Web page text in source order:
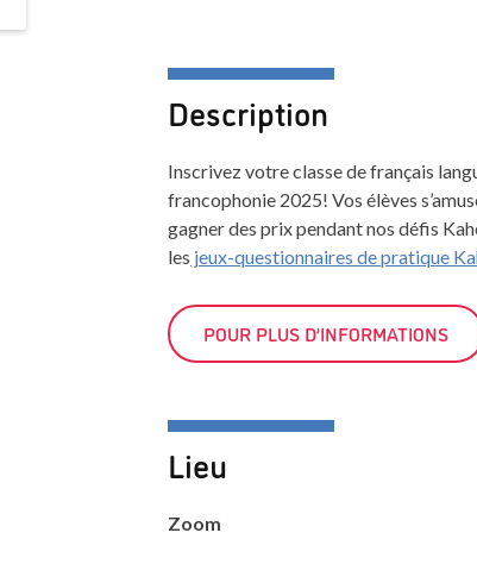
Description
Inscrivez votre classe de français
francophonie 2025! Vos élèves
gagner des prix pendant nos défis
les jeux-questionnaires de pratique
POUR PLUS D’INFORMATIONS
Lieu
Zoom